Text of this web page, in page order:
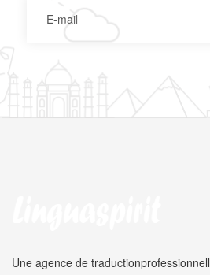
Une agence de traduction